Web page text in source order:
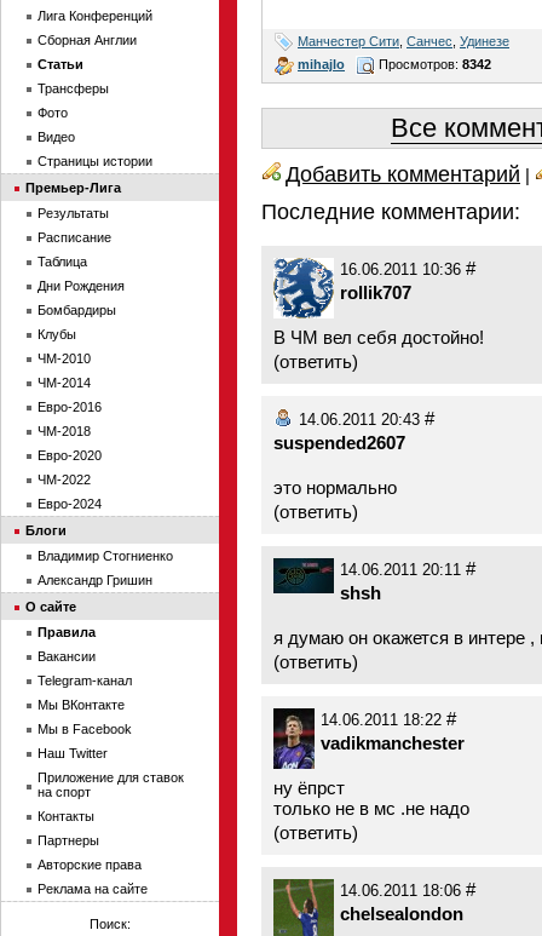
Манчестер Сити Санчес Удинезе
mihajlo
Просмотров: 8342
Все
Добавить комментарий |
Последние комментарии:
16.06.2011 10:36 #
rollik707
В ЧМ вел себя достойно!
(ответить)
14.06.2011 20:43 #
suspended2607
это нормально
(ответить)
14.06.2011 20:11 #
shsh
я думаю он окажется в интере
(ответить)
14.06.2011 18:22 #
vadikmanchester
ну ёпрст
только не в мс .не надо
(ответить)
14.06.2011 18:06 #
chelsealondon
Лига Конференций
Сборная Англии
Статьи
Трансферы
Фото
Видео
Страницы истории
Премьер-Лига
Результаты
Расписание
Таблица
Дни Рождения
Бомбардиры
Клубы
ЧМ-2010
ЧМ-2014
Евро-2016
ЧМ-2018
Евро-2020
ЧМ-2022
Евро-2024
Блоги
Владимир Стогниенко
Александр Гришин
О сайте
Правила
Вакансии
Telegram-канал
Мы ВКонтакте
Мы в Facebook
Наш Twitter
Приложение для ставок
на спорт
Контакты
Партнеры
Авторские права
Реклама на сайте
Поиск: